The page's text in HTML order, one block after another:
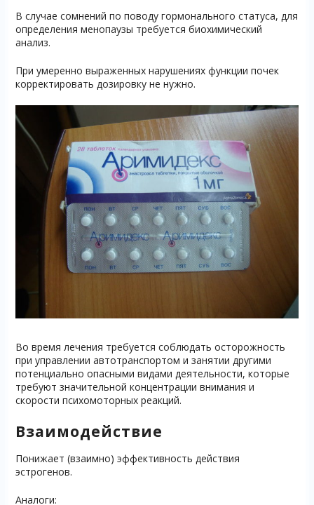
В случае сомнений по поводу гормонального статуса, для
определения менопаузы требуется биохимический
анализ.
При умеренно выраженных нарушениях функции почек
корректировать дозировку не нужно.
Во время лечения требуется соблюдать осторожность
при управлении автотранспортом и занятии другими
потенциально опасными видами деятельности, которые
требуют значительной концентрации внимания и
скорости психомоторных реакций.
Взаимодействие
Понижает (взаимно) эффективность действия
эстрогенов.
Аналоги: